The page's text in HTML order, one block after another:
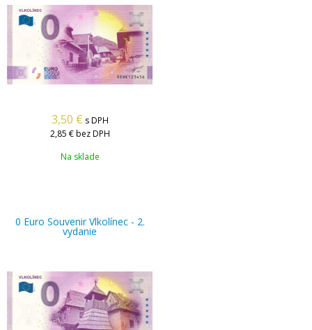
3,50 € s DPH
2,85 € bez DPH
Na sklade
0 Euro Souvenir Vlkolínec - 2.
vydanie